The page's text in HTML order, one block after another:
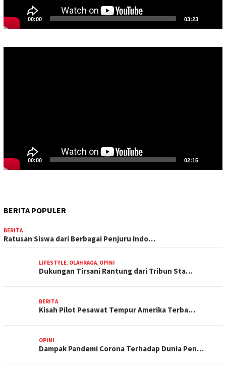
00:00 03:23
00:00 02:15
BERITA POPULER
BERITA
Ratusan Siswa dari Berbagai Penjuru Indo…
LIFESTYLE, OLAHRAGA, OPINI
Dukungan Tirsani Rantung dari Tribun Sta…
BERITA
Kisah Pilot Pesawat Tempur Amerika Terba…
OPINI
Dampak Pandemi Corona Terhadap Dunia Pen…